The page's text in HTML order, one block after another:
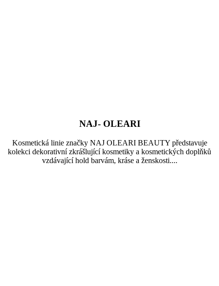
NAJ- OLEARI
Kosmetická linie značky NAJ OLEARI BEAUTY představuje
kolekci dekorativní zkrášlující kosmetiky a kosmetických doplňků
vzdávající hold barvám, kráse a ženskosti....